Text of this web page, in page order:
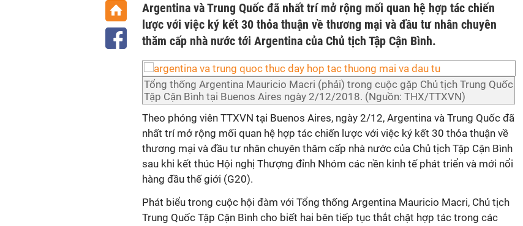
Argentina và Trung Quốc đã nhất trí mở rộng mối quan hệ hợp tác chiến
lược với việc ký kết 30 thỏa thuận về thương mại và đầu tư nhân chuyên
thăm cấp nhà nước tới Argentina của Chủ tịch Tập Cận Bình.
Tổng thống Argentina Mauricio Macri (phải) trong cuộc gặp Chủ tịch Trung Quốc
Tập Cận Bình tại Buenos Aires ngày 2/12/2018. (Nguồn: THX/TTXVN)
Theo phóng viên TTXVN tại Buenos Aires, ngày 2/12, Argentina và Trung Quốc đã
nhất trí mở rộng mối quan hệ hợp tác chiến lược với việc ký kết 30 thỏa thuận về
thương mại và đầu tư nhân chuyên thăm cấp nhà nước của Chủ tịch Tập Cận Bình
sau khi kết thúc Hội nghị Thượng đỉnh Nhóm các nền kinh tế phát triển và mới nổi
hàng đầu thế giới (G20).
Phát biểu trong cuộc hội đàm với Tổng thống Argentina Mauricio Macri, Chủ tịch
Trung Quốc Tập Cận Bình cho biết hai bên tiếp tục thắt chặt hợp tác trong các